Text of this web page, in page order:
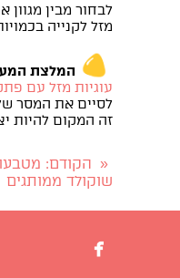
לבחור מבין מגוון
מזל לקנייה
המלצת
עוגיות מזל עם
לסיים את המסר
זה המקום להיות
« הקודם:
שוקולד ממותגים
